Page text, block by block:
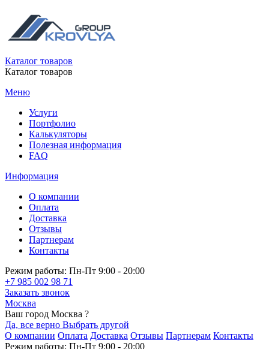
Каталог товаров
Каталог товаров
Меню
Услуги
Портфолио
Калькуляторы
Полезная информация
FAQ
Информация
О компании
Оплата
Доставка
Отзывы
Партнерам
Контакты
Режим работы: Пн-Пт 9:00 - 20:00
+7 985 002 98 71
Заказать звонок
Москва
Ваш город Москва ?
Да, все верно Выбрать другой
О компании Оплата Доставка Отзывы Партнерам Контакты
Режим работы: Пн-Пт 9:00 - 20:00